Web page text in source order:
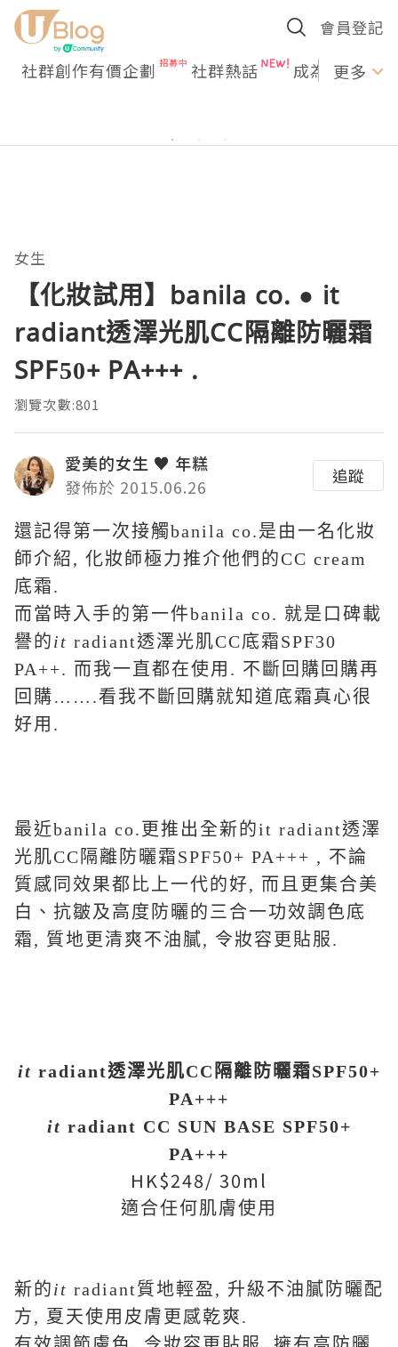
會員登記
社群創作有價企劃 社群熱話 成為U更多
女生
【化妝試用】banila co. ● it
radiant透澤光肌CC隔離防曬霜
SPF50+ PA+++ .
瀏覽次數:801
愛美的女生 ♥ 年糕
發佈於 2015.06.26
追蹤
還記得第一次接觸banila co.是由一名化妝
師介紹, 化妝師極力推介他們的CC cream
底霜.
而當時入手的第一件banila co. 就是口碑載
譽的it radiant透澤光肌CC底霜SPF30
PA++. 而我一直都在使用. 不斷回購回購再
回購…….看我不斷回購就知道底霜真心很
好用.
最近banila co.更推出全新的it radiant透澤
光肌CC隔離防曬霜SPF50+ PA+++ , 不論
質感同效果都比上一代的好, 而且更集合美
白、抗皺及高度防曬的三合一功效調色底
霜, 質地更清爽不油膩, 令妝容更貼服.
it radiant透澤光肌CC 隔離防曬霜SPF50+
PA+++
it radiant CC SUN BASE SPF50+
PA+++
HK$248/ 30ml
適合任何肌膚使用
新的it radiant質地輕盈, 升級不油膩防曬配
方, 夏天使用皮膚更感乾爽.